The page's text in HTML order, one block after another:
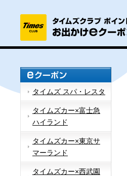
タイムズ スパ・レスタ
タイムズカー×富士急
ハイランド
タイムズカー×東京サ
マーランド
タイムズカー×西武園